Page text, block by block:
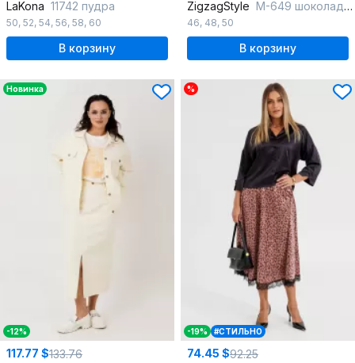
LaKona 11742 пудра
50, 52, 54, 56, 58, 60
В корзину
ZigzagStyle М-649 шоколадный-горох
46, 48, 50
В корзину
Новинка
-12%
117.77 $133.76
%
-19% #СТИЛЬНО
74.45 $92.25